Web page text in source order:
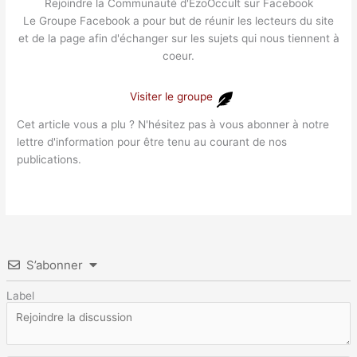
Rejoindre la Communauté d'EzoOccult sur Facebook
Le Groupe Facebook a pour but de réunir les lecteurs du site
et de la page afin d'échanger sur les sujets qui nous tiennent à
coeur.
Visiter le groupe
Cet article vous a plu ? N'hésitez pas à vous abonner à notre
lettre d'information pour être tenu au courant de nos
publications.
S’abonner
Label